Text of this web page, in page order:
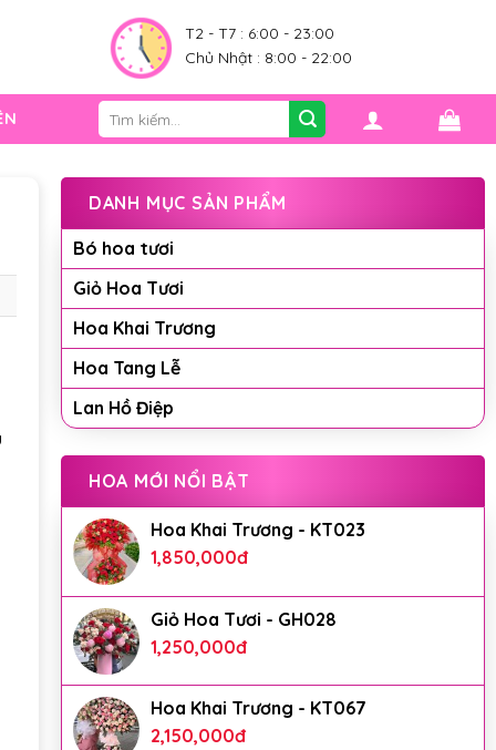
T2 - T7 : 6:00 - 23:00
Chủ Nhật : 8:00 - 22:00
Tìm
kiếm:
DANH MỤC SẢN PHẨM
Bó hoa tươi
Giỏ Hoa Tươi
Hoa Khai Trương
Hoa Tang Lễ
Lan Hồ Điệp
HOA MỚI NỔI BẬT
Hoa Khai Trương - KT023
1,850,000đ
Giỏ Hoa Tươi - GH028
1,250,000đ
Hoa Khai Trương - KT067
2,150,000đ